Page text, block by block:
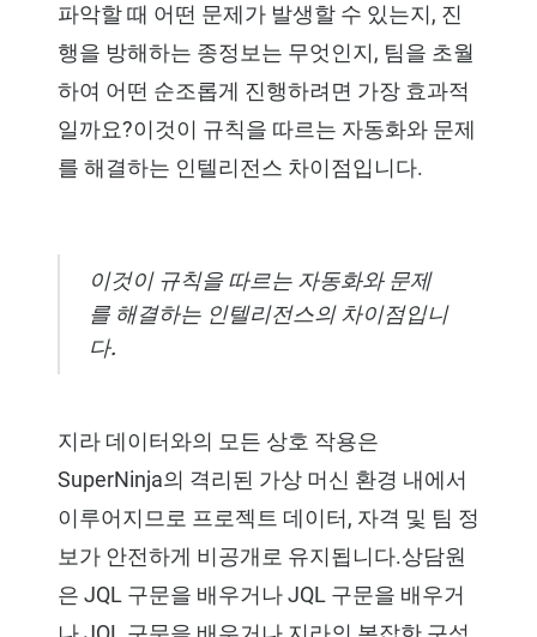
파악할 때 어떤 문제가 발생할 수 있는지, 진
행을 방해하는 종정보는 무엇인지, 팀을 초월
하여 어떤 순조롭게 진행하려면 가장 효과적
일까요?이것이 규칙을 따르는 자동화와 문제
를 해결하는 인텔리전스 차이점입니다.
이것이 규칙을 따르는 자동화와 문제
를 해결하는 인텔리전스의 차이점입니
다.
지라 데이터와의 모든 상호 작용은
SuperNinja의 격리된 가상 머신 환경 내에서
이루어지므로 프로젝트 데이터, 자격 및 팀 정
보가 안전하게 비공개로 유지됩니다.상담원
은 JQL 구문을 배우거나 JQL 구문을 배우거